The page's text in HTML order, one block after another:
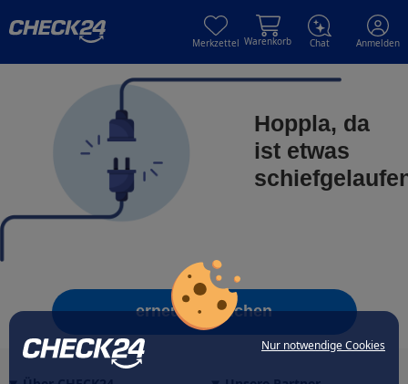
Nur notwendige Cookies
Merkzettel Warenkorb Chat Anmelden
Hoppla, da
ist etwas
erneut versuchen